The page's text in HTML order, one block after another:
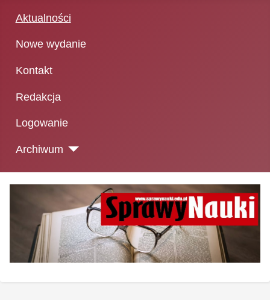
Aktualności
Nowe wydanie
Kontakt
Redakcja
Logowanie
Archiwum